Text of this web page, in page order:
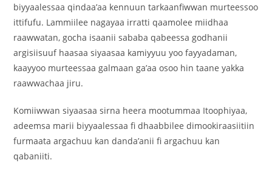
biyyaalessaa qindaa’aa kennuun tarkaanfiwwan murteessoo
ittifufu. Lammiilee nagayaa irratti qaamolee miidhaa
raawwatan, gocha isaanii sababa qabeessa godhanii
argisiisuuf haasaa siyaasaa kamiyyuu yoo fayyadaman,
kaayyoo murteessaa galmaan ga’aa osoo hin taane yakka
raawwachaa jiru.
Komiiwwan siyaasaa sirna heera mootummaa Itoophiyaa,
adeemsa marii biyyaalessaa fi dhaabbilee dimookiraasiitiin
furmaata argachuu kan danda’anii fi argachuu kan
qabaniiti.